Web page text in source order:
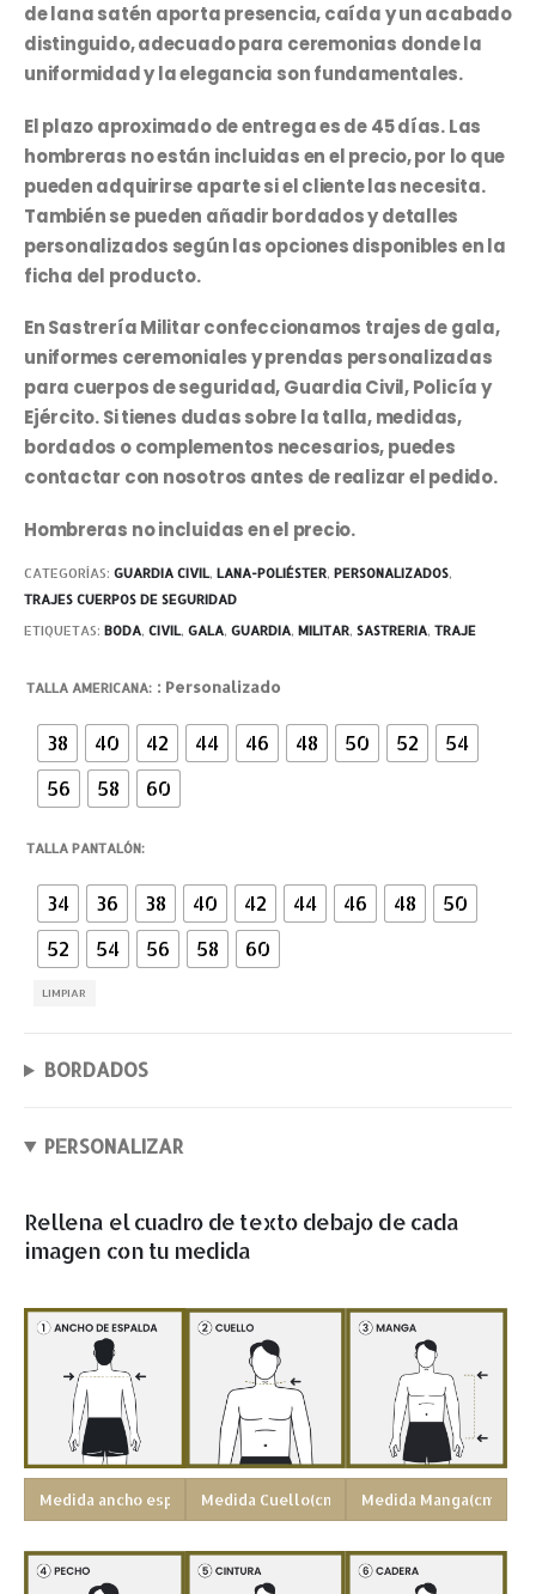
de lana satén aporta presencia, caída y un acabado
distinguido, adecuado para ceremonias donde la
uniformidad y la elegancia son fundamentales.
El plazo aproximado de entrega es de 45 días. Las
hombreras no están incluidas en el precio, por lo que
pueden adquirirse aparte si el cliente las necesita.
También se pueden añadir bordados y detalles
personalizados según las opciones disponibles en la
ficha del producto.
En Sastrería Militar confeccionamos trajes de gala,
uniformes ceremoniales y prendas personalizadas
para cuerpos de seguridad, Guardia Civil, Policía y
Ejército. Si tienes dudas sobre la talla, medidas,
bordados o complementos necesarios, puedes
contactar con nosotros antes de realizar el pedido.
Hombreras no incluidas en el precio.
CATEGORÍAS: GUARDIA CIVIL, LANA-POLIÉSTER, PERSONALIZADOS,
TRAJES CUERPOS DE SEGURIDAD
ETIQUETAS: BODA, CIVIL, GALA, GUARDIA, MILITAR, SASTRERIA, TRAJE
TALLA AMERICANA : Personalizado
38 40 42 44 46 48 50 52
54
56
58 60
TALLA PANTALÓN
34 36 38 40 42 44 46 48
50
52
54 56 58 60
LIMPIAR
BORDADOS
PERSONALIZAR
Rellena el cuadro de texto debajo de cada
imagen con tu medida